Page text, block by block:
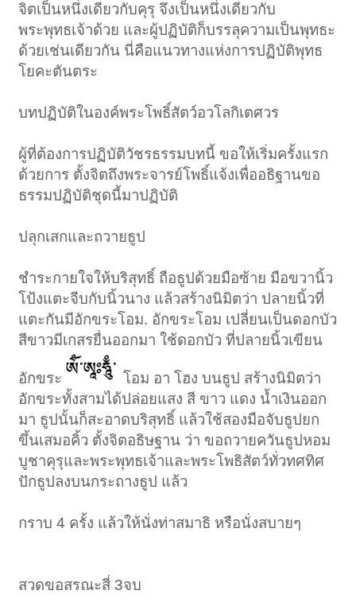
จิตเป็นหนึ่งเดียวกับคุรุ จึงเป็นหนึ่งเดียวกับ
พระพุทธเจ้าด้วย และผู้ปฏิบัติก็บรรลุความเป็นพุทธะ
ด้วยเช่นเดียวกัน นี่คือแนวทางแห่งการปฏิบัติพุทธ
โยคะตันตระ
บทปฏิบัติในองค์พระโพธิ์สัตว์อวโลกิเตศวร
ผู้ที่ต้องการปฏิบัติวัชรธรรมบทนี้ ขอให้เริ่มครั้งแรก
ด้วยการ ตั้งจิตถึงพระจารย์โพธิ์แจ้งเพื่ออธิฐานขอ
ธรรมปฏิบัติชุดนี้มาปฏิบัติ
ปลุกเสกและถวายธูป
ชำระกายใจให้บริสุทธิ์ ถือธูปด้วยมือซ้าย มือขวานิ้ว
โป้งแตะจีบกับนิ้วนาง แล้วสร้างนิมิตว่า ปลายนิ้วที่
แตะกันมีอักขระโอม. อักขระโอม เปลี่ยนเป็นดอกบัว
สีขาวมีเกสรยื่นออกมา ใช้ดอกบัว ที่ปลายนิ้วเขียน
อักขระ
โอม อา โฮง บนธูป สร้างนิมิตว่า
อักขระทั้งสามได้ปล่อยแสง สี ขาว แดง น้ำเงินออก
มา ธูปนั้นก็สะอาดบริสุทธิ์ แล้วใช้สองมือจับธูปยก
ขึ้นเสมอคิ้ว ตั้งจิตอธิษฐาน ว่า ขอถวายควันธูปหอม
บูชาคุรุและพระพุทธเจ้าและพระโพธิสัตว์ทั่วทศทิศ
ปักธูปลงบนกระถางธูป แล้ว
กราบ 4 ครั้ง แล้วให้นั่งท่าสมาธิ หรือนั่งสบายๆ
สวดขอสรณะสี่ 3จบ